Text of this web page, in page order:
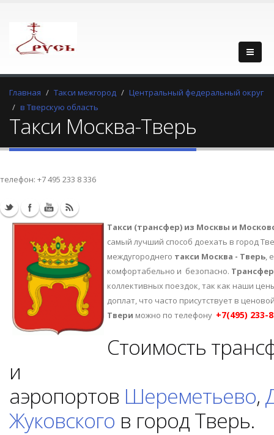
Главная Такси межгород
Центральный федеральный округ
в Тверскую область
Такси Москва-Тверь
телефон: +7 495 233 8 336
Такси (трансфер) из Москвы и
самый лучший способ доехать в город
междугороднего такси Москва - Тверь,
комфортабельно и безопасно.
коллективных поездок, так как наши
доплат, что часто присутствует в
Твери можно по телефону +7(495) 233-
Стоимость
и
аэропортов Шереметьево,
Жуковского в город Тверь.